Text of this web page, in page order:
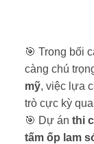
🎯 Trong bối
càng chú
mỹ, việc lựa
trò cực kỳ
🎯 Dự án thi
tấm ốp lam